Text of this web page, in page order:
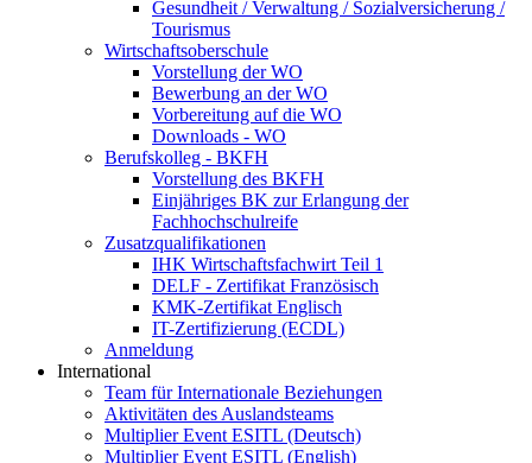
Gesundheit / Verwaltung / Sozialversicherung /
Tourismus
Wirtschaftsoberschule
Vorstellung der WO
Bewerbung an der WO
Vorbereitung auf die WO
Downloads - WO
Berufskolleg - BKFH
Vorstellung des BKFH
Einjähriges BK zur Erlangung der
Fachhochschulreife
Zusatzqualifikationen
IHK Wirtschaftsfachwirt Teil 1
DELF - Zertifikat Französisch
KMK-Zertifikat Englisch
IT-Zertifizierung (ECDL)
Anmeldung
International
Team für Internationale Beziehungen
Aktivitäten des Auslandsteams
Multiplier Event ESITL (Deutsch)
Multiplier Event ESITL (English)